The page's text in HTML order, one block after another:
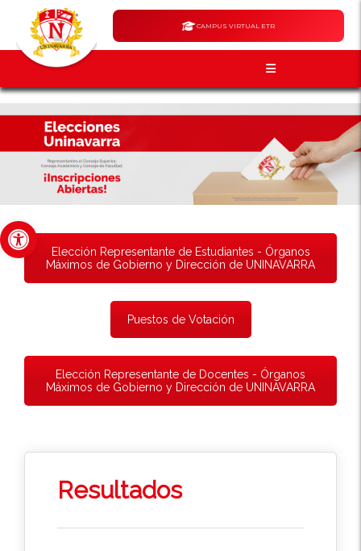
Abrir barra de herramientas
CAMPUS VIRTUAL ETR
Elección Representante de Estudiantes - Órganos
Máximos de Gobierno y Dirección de UNINAVARRA
Puestos de Votación
Elección Representante de Docentes - Órganos
Máximos de Gobierno y Dirección de UNINAVARRA
Resultados